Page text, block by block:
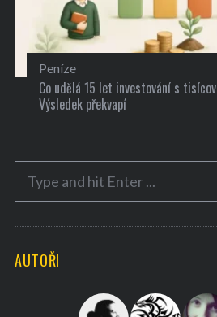
Peníze
Co udělá 15 let investování s
Výsledek překvapí
c
AUTOŘI